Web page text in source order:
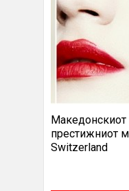
Македонскиот
престижниот
Switzerland